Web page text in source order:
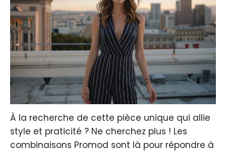
À la recherche de cette pièce unique qui allie
style et praticité ? Ne cherchez plus ! Les
combinaisons Promod sont là pour répondre à